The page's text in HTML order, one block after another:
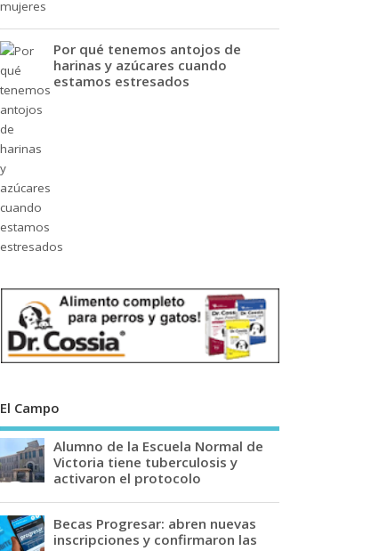
Por qué tenemos antojos de
harinas y azúcares cuando
estamos estresados
El Campo
Alumno de la Escuela Normal de
Victoria tiene tuberculosis y
activaron el protocolo
Becas Progresar: abren nuevas
inscripciones y confirmaron las